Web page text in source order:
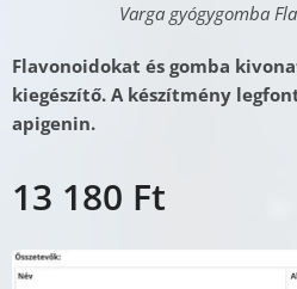
Varga gyógygomba
Flavonoidokat és gomba
kiegészítő. A készítmény
apigenin.
13 180 Ft